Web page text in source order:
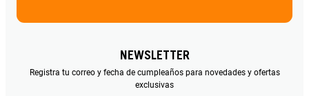
NEWSLETTER
Registra tu correo y fecha de cumpleaños para novedades y ofertas
exclusivas